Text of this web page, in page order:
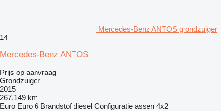
Mercedes-Benz ANTOS grondzuiger
14
Mercedes-Benz ANTOS
Prijs op aanvraag
Grondzuiger
2015
267.149 km
Euro Euro 6 Brandstof diesel Configuratie assen 4x2